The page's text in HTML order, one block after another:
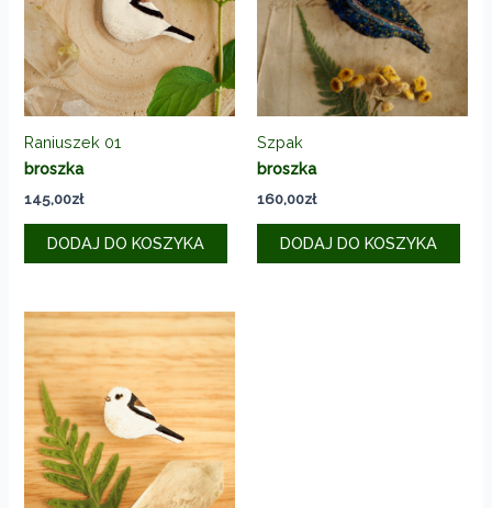
Raniuszek 01
broszka
145,00zł
DODAJ DO KOSZYKA
Szpak
broszka
160,00zł
DODAJ DO KOSZYKA